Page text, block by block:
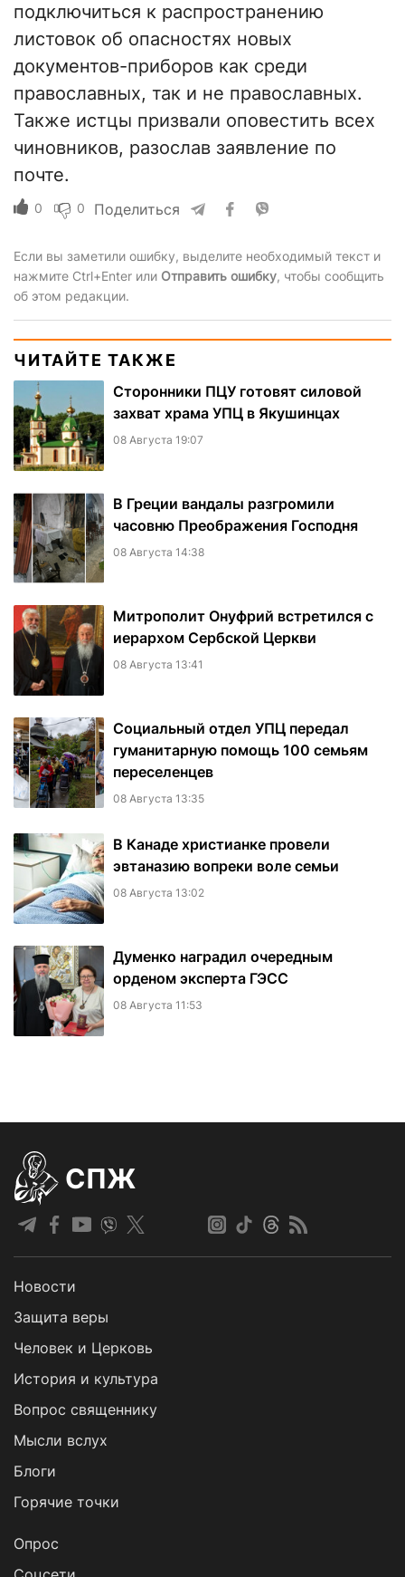
подключиться к распространению
листовок об опасностях новых
документов-приборов как среди
православных, так и не православных.
Также истцы призвали оповестить всех
чиновников, разослав заявление по
почте.
0 0 Поделиться
Если вы заметили ошибку, выделите необходимый текст и
нажмите Ctrl+Enter или Отправить ошибку, чтобы сообщить
об этом редакции.
ЧИТАЙТЕ ТАКЖЕ
Сторонники ПЦУ готовят силовой
захват храма УПЦ в Якушинцах
08 Августа 19:07
В Греции вандалы разгромили
часовню Преображения Господня
08 Августа 14:38
Митрополит Онуфрий встретился с
иерархом Сербской Церкви
08 Августа 13:41
Социальный отдел УПЦ передал
гуманитарную помощь 100 семьям
переселенцев
08 Августа 13:35
В Канаде христианке провели
эвтаназию вопреки воле семьи
08 Августа 13:02
Думенко наградил очередным
орденом эксперта ГЭСС
08 Августа 11:53
СПЖ
Новости
Защита веры
Человек и Церковь
История и культура
Вопрос священнику
Мысли вслух
Блоги
Горячие точки
Опрос